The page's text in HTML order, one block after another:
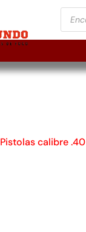
Pistolas calibre .40